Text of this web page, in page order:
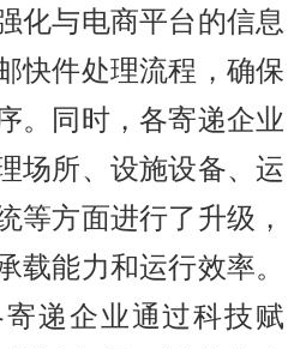
化与电商平台的信息
快件处理流程，确保
。同时，各寄递企业
场所、设施设备、运
等方面进行了升级，
载能力和运行效率。
递企业通过科技赋